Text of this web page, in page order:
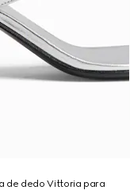
de dedo Vittoria para